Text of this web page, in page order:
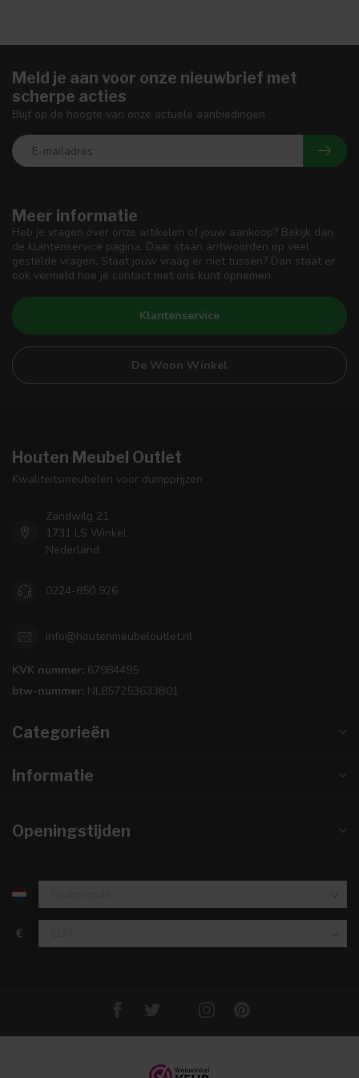
Meer informatie
Heb je vragen over onze artikelen of jouw aankoop? Bekijk dan
de klantenservice pagina. Daar staan antwoorden op veel
gestelde vragen. Staat jouw vraag er niet tussen? Dan staat er
ook vermeld hoe je contact met ons kunt opnemen.
Klantenservice
De Woon Winkel
Meld je aan voor onze nieuwbrief met
scherpe acties
Blijf op de hoogte van onze actuele aanbiedingen
Houten Meubel Outlet
Kwaliteitsmeubelen voor dumpprijzen
Zandwilg 21
1731 LS Winkel
Nederland
0224-850 926
info@houtenmeubeloutlet.nl
KVK nummer: 67984495
btw-nummer: NL857253633B01
Categorieën
Informatie
Openingstijden
€